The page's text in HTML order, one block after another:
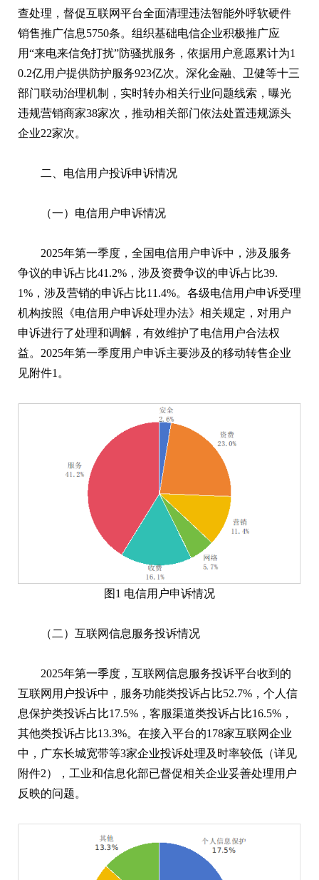
查处理，督促互联网平台全面清理违法智能外呼软硬件
销售推广信息5750条。组织基础电信企业积极推广应
用“来电来信免打扰”防骚扰服务，依据用户意愿累计为1
0.2亿用户提供防护服务923亿次。深化金融、卫健等十三
部门联动治理机制，实时转办相关行业问题线索，曝光
违规营销商家38家次，推动相关部门依法处置违规源头
企业22家次。
二、电信用户投诉申诉情况
（一）电信用户申诉情况
2025年第一季度，全国电信用户申诉中，涉及服务
争议的申诉占比41.2%，涉及资费争议的申诉占比39.
1%，涉及营销的申诉占比11.4%。各级电信用户申诉受理
机构按照《电信用户申诉处理办法》相关规定，对用户
申诉进行了处理和调解，有效维护了电信用户合法权
益。2025年第一季度用户申诉主要涉及的移动转售企业
见附件1。
图1 电信用户申诉情况
（二）互联网信息服务投诉情况
2025年第一季度，互联网信息服务投诉平台收到的
互联网用户投诉中，服务功能类投诉占比52.7%，个人信
息保护类投诉占比17.5%，客服渠道类投诉占比16.5%，
其他类投诉占比13.3%。在接入平台的178家互联网企业
中，广东长城宽带等3家企业投诉处理及时率较低（详见
附件2），工业和信息化部已督促相关企业妥善处理用户
反映的问题。